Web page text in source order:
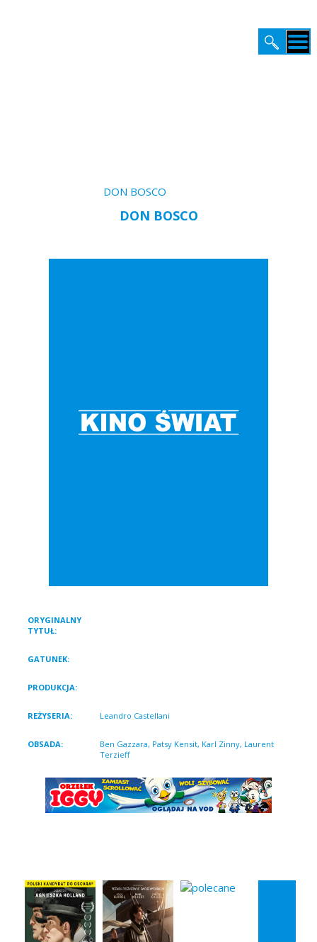
PREMIERY
MARCHÉ DU FILM
DON BOSCO
DON BOSCO
ORYGINALNY
TYTUŁ:
GATUNEK:
PRODUKCJA:
REŻYSERIA: Leandro Castellani
OBSADA:
Ben Gazzara, Patsy Kensit, Karl Zinny, Laurent
Terzieff